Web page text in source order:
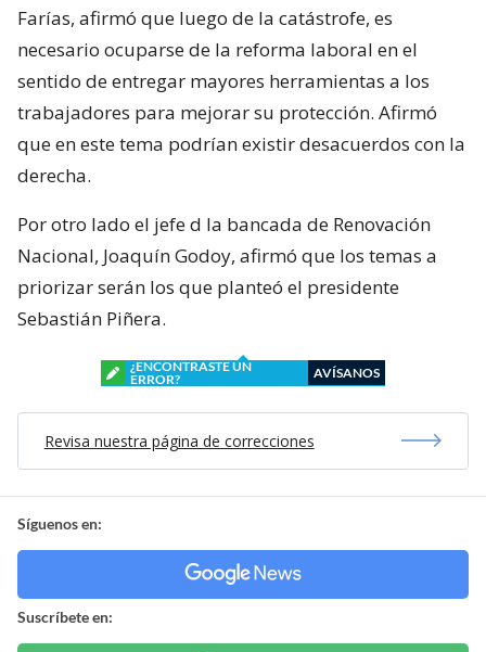
Farías, afirmó que luego de la catástrofe, es
necesario ocuparse de la reforma laboral en el
sentido de entregar mayores herramientas a los
trabajadores para mejorar su protección. Afirmó
que en este tema podrían existir desacuerdos con la
derecha.
Por otro lado el jefe d la bancada de Renovación
Nacional, Joaquín Godoy, afirmó que los temas a
priorizar serán los que planteó el presidente
Sebastián Piñera.
¿ENCONTRASTE UN
ERROR?
AVÍSANOS
Revisa nuestra página de correcciones
Síguenos en:
Suscríbete en: